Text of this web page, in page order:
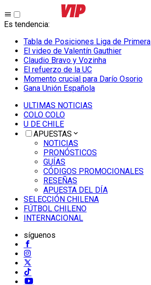
Es tendencia:
Tabla de Posiciones Liga de Primera
El video de Valentín Gauthier
Claudio Bravo y Vozinha
El refuerzo de la UC
Momento crucial para Darío Osorio
Gana Unión Española
ULTIMAS NOTICIAS
COLO COLO
U DE CHILE
APUESTAS
NOTICIAS
PRONÓSTICOS
GUÍAS
CÓDIGOS PROMOCIONALES
RESEÑAS
APUESTA DEL DÍA
SELECCIÓN CHILENA
FÚTBOL CHILENO
INTERNACIONAL
síguenos